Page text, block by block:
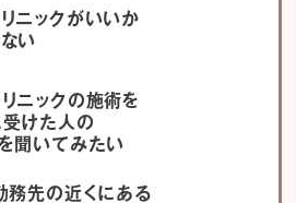
ニックがいいか
い
ニックの施術を
けた人の
聞いてみたい
務先の近くにある